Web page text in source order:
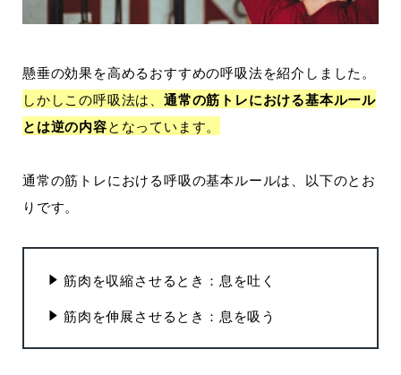
懸垂の効果を高めるおすすめの呼吸法を紹介しました。
しかしこの呼吸法は、 通常の筋トレにおける基本ルール
とは逆の内容となっています。
通常の筋トレにおける呼吸の基本ルールは、以下のとお
りです。
筋肉を収縮させるとき：息を吐く
筋肉を伸展させるとき：息を吸う